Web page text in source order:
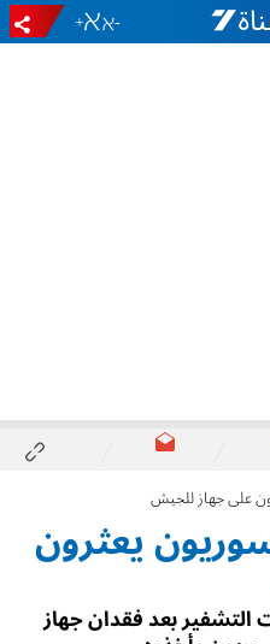
-
+
على جهاز للجيش
يعثرون
بعد فقدان جهاز